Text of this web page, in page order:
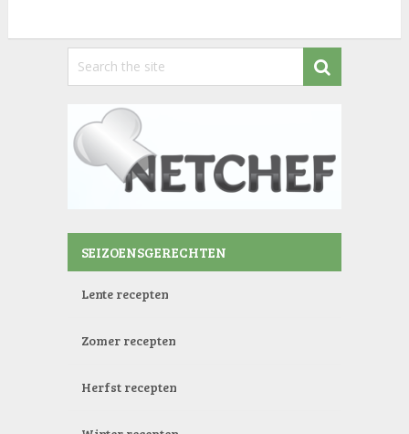
SEIZOENSGERECHTEN
Lente recepten
Zomer recepten
Herfst recepten